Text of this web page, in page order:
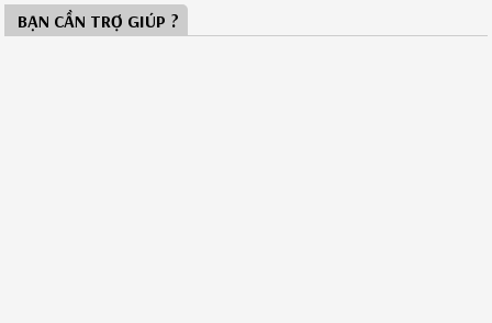
BẠN CẦN TRỢ GIÚP ?